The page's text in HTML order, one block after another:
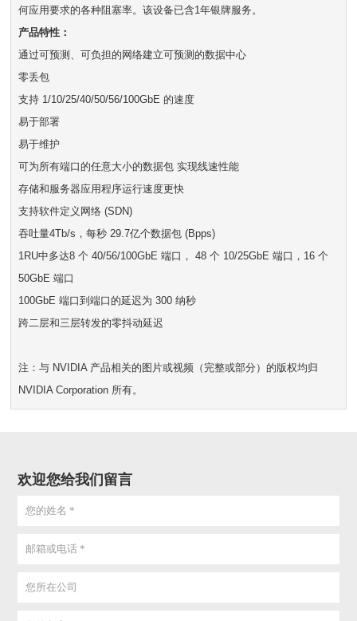
何应用要求的各种阻塞率。该设备已含1年银牌服务。
产品特性：
通过可预测、可负担的网络建立可预测的数据中心
零丢包
支持 1/10/25/40/50/56/100GbE 的速度
易于部署
易于维护
可为所有端口的任意大小的数据包 实现线速性能
存储和服务器应用程序运行速度更快
支持软件定义网络 (SDN)
吞吐量4Tb/s，每秒 29.7亿个数据包 (Bpps)
1RU中多达8 个 40/56/100GbE 端口， 48 个 10/25GbE 端口，16 个
50GbE 端口
100GbE 端口到端口的延迟为 300 纳秒
跨二层和三层转发的零抖动延迟
注：与 NVIDIA 产品相关的图片或视频（完整或部分）的版权均归
NVIDIA Corporation 所有。
欢迎您给我们留言